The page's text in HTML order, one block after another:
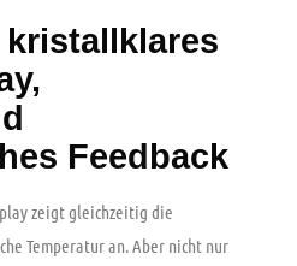
Feedback
zeigt gleichzeitig die
Temperatur an. Aber nicht nur